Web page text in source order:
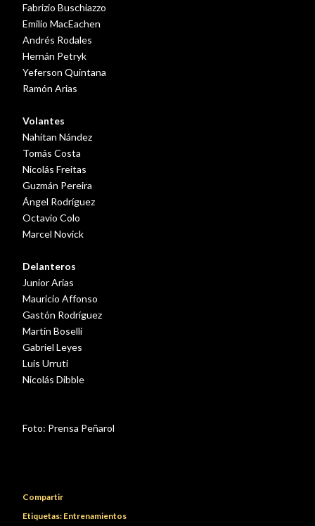
Fabrizio Buschiazzo
Emilio MacEachen
Andrés Rodales
Hernán Petryk
Yeferson Quintana
Ramón Arias
Volantes
Nahitan Nández
Tomás Costa
Nicolás Freitas
Guzmán Pereira
Ángel Rodríguez
Octavio Colo
Marcel Novick
Delanteros
Junior Arias
Mauricio Affonso
Gastón Rodríguez
Martín Boselli
Gabriel Leyes
Luis Urruti
Nicolás Dibble
Foto: Prensa Peñarol
Compartir
Etiquetas: Entrenamientos